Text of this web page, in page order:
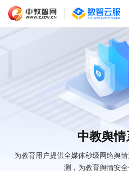
中教舆情
为教育用户提供全媒体秒级网络舆
测，为教育舆情安全